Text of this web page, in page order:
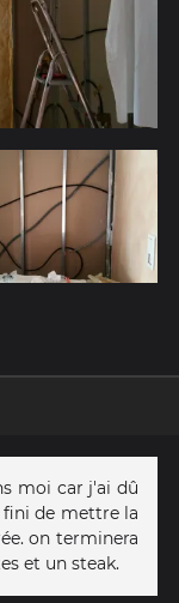
moi car j'ai dû
fini de mettre la
on terminera
et un steak.